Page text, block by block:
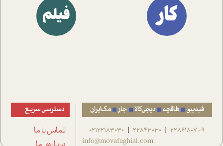
کار فیلم
فیدیبو طاقچه دیجی‌کالا جار مگ‌ایران
22861807-9
|
22843030
|
02122183030
info@movafaghiat.com
دسترسی سریع
تماس با ما